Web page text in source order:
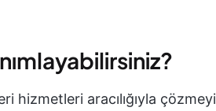
hizmetleri aracılığıyla çözmeyi